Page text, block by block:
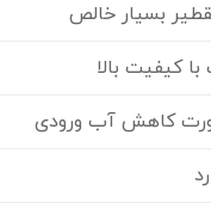
بسیار خالص
کیفیت بالا
کاهش آب ورودی